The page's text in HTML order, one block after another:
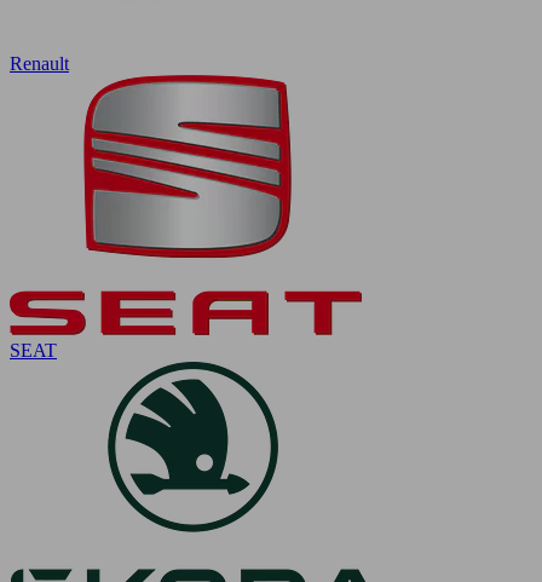
Renault
SEAT